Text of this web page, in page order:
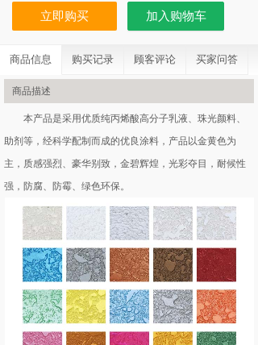
立即购买 加入购物车
商品信息 购买记录 顾客评论 买家问答
商品描述
本产品是采用优质纯丙烯酸高分子乳液、珠光颜料、
助剂等，经科学配制而成的优良涂料，产品以金黄色为
主，质感强烈、豪华别致，金碧辉煌，光彩夺目，耐候性
强，防腐、防霉、绿色环保。